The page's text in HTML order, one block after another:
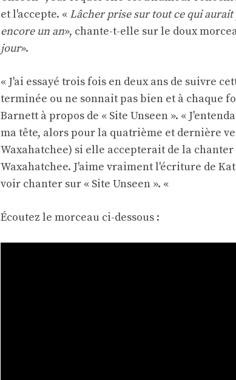
et l'accepte. « Lâcher prise sur tout ce qui aurait
encore un an», chante-t-elle sur le doux
jour».
« J'ai essayé trois fois en deux ans de suivre
terminée ou ne sonnait pas bien et à chaque
Barnett à propos de « Site Unseen ». «
ma tête, alors pour la quatrième et dernière
Waxahatchee) si elle accepterait de la
Waxahatchee. J'aime vraiment l'écriture de
voir chanter sur « Site Unseen ». «
Écoutez le morceau ci-dessous :